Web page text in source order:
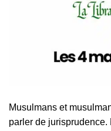
Musulmans et
parler de